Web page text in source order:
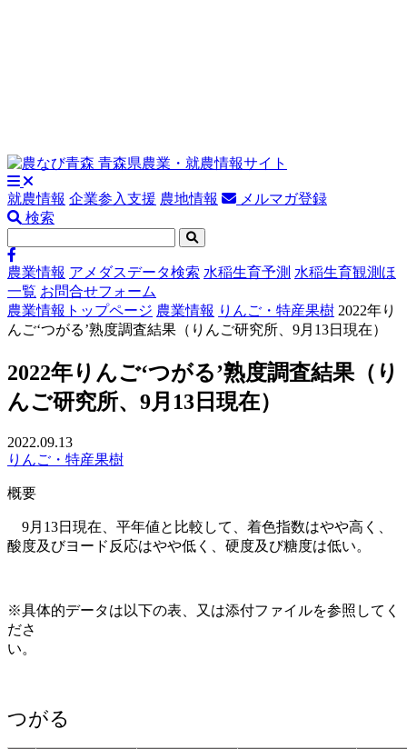
就農情報 企業参入支援 農地情報
メルマガ登録
検索
農業情報 アメダスデータ検索 水稲生育予測 水稲生育観測ほ
一覧 お問合せフォーム
農業情報トップページ 農業情報 りんご・特産果樹 2022年り
んご‘つがる’熟度調査結果（りんご研究所、9月13日現在）
2022年りんご‘つがる’熟度調査結果（り
んご研究所、9月13日現在）
2022.09.13
りんご・特産果樹
概要
9月13日現在、平年値と比較して、着色指数はやや高く、
酸度及びヨード反応はやや低く、硬度及び糖度は低い。
※具体的データは以下の表、又は添付ファイルを参照してく
ださ
い
つがる